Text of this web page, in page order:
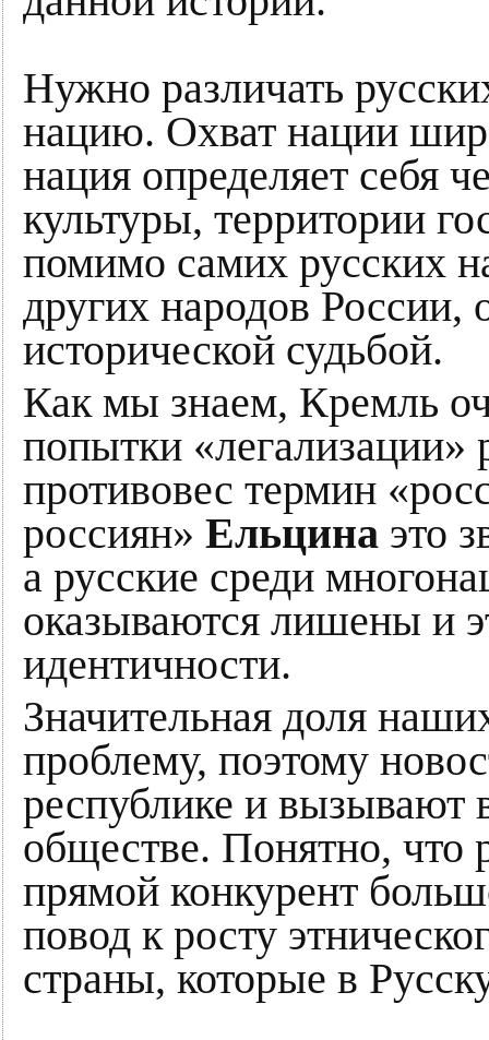
Нужно различать
нацию. Охват нации
нация определяет себя
культуры, территории
помимо самих русских
других народов
исторической судьбой.
Как мы знаем, Кремль
попытки «легализации»
противовес термин
россиян» Ельцина это
а русские среди
оказываются лишены и
идентичности.
Значительная доля
проблему, поэтому
республике и
обществе. Понятно, что
прямой конкурент
повод к росту
страны, которые в